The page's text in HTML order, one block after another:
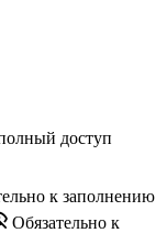
доступ
к заполнению
Обязательно к